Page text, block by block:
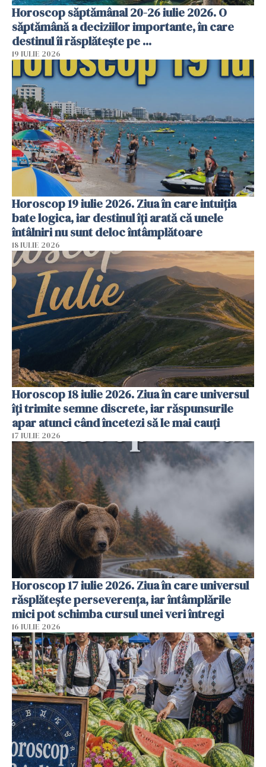
Horoscop săptămânal 20-26 iulie 2026. O
săptămână a deciziilor importante, în care
destinul îi răsplătește pe ...
19 IULIE 2026
Horoscop 19 iulie 2026. Ziua în care intuiția
bate logica, iar destinul îți arată că unele
întâlniri nu sunt deloc întâmplătoare
18 IULIE 2026
Horoscop 18 iulie 2026. Ziua în care universul
îți trimite semne discrete, iar răspunsurile
apar atunci când încetezi să le mai cauți
17 IULIE 2026
Horoscop 17 iulie 2026. Ziua în care universul
răsplătește perseverența, iar întâmplările
mici pot schimba cursul unei veri întregi
16 IULIE 2026